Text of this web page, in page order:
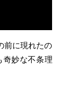
前に現れたの
奇妙な不条理